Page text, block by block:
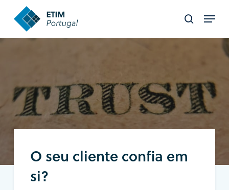
main
search
Menu
O seu cliente confia em
si?